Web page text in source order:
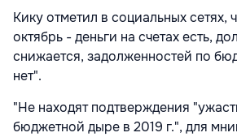
Кику отметил в социальных сетях,
октябрь - деньги на счетах есть,
снижается, задолженностей по
нет".
"Не находят подтверждения
бюджетной дыре в 2019 г.", для